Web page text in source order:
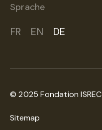
Sprache
FR EN DE
© 2025 Fondation ISREC
Sitemap